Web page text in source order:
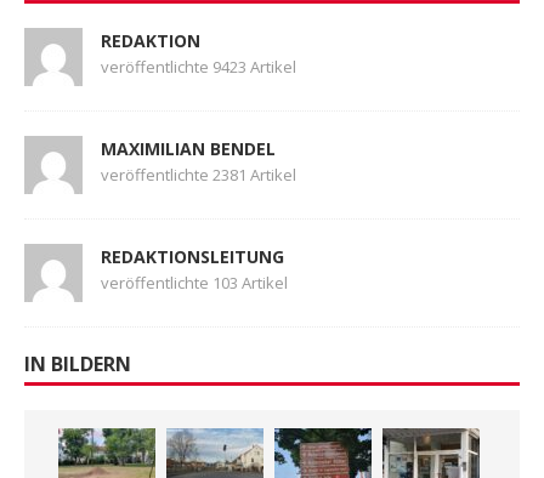
REDAKTION
veröffentlichte 9423 Artikel
MAXIMILIAN BENDEL
veröffentlichte 2381 Artikel
REDAKTIONSLEITUNG
veröffentlichte 103 Artikel
IN BILDERN